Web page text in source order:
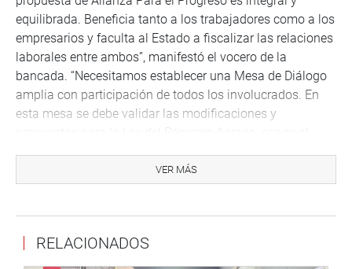
equilibrada. Beneficia tanto a los trabajadores como a los
empresarios y faculta al Estado a fiscalizar las relaciones
laborales entre ambos”, manifestó el vocero de la
bancada. “Necesitamos establecer una Mesa de Diálogo
amplia con participación de todos los involucrados. En
esta mesa se debe validar las modificaciones y
camino para superar la crisis: escuchar, proponer y
dialogar. La solución debe ser consensuada entre todas
las partes o no será eficaz. El reto es conseguir este
VER MÁS
RELACIONADOS